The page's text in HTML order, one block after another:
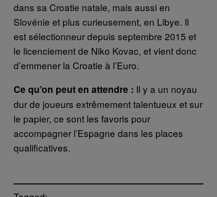
dans sa Croatie natale, mais aussi en
Slovénie et plus curieusement, en Libye. Il
est sélectionneur depuis septembre 2015 et
le licenciement de Niko Kovac, et vient donc
d’emmener la Croatie à l’Euro.
Ce qu’on peut en attendre : Il y a un noyau
dur de joueurs extrêmement talentueux et sur
le papier, ce sont les favoris pour
accompagner l’Espagne dans les places
qualificatives.